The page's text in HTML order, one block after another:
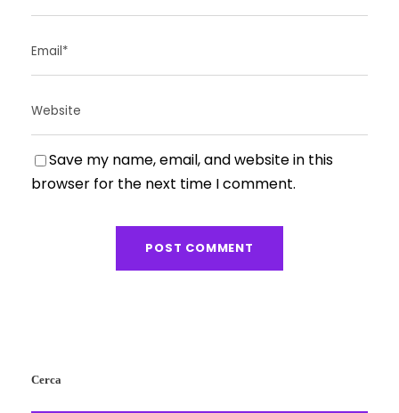
Save my name, email, and website in this
browser for the next time I comment.
Cerca